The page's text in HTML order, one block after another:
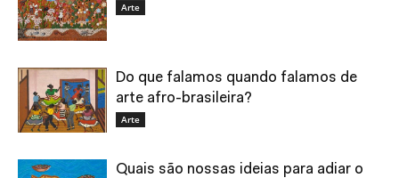
Arte
Do que falamos quando falamos de
arte afro-brasileira?
Arte
Quais são nossas ideias para adiar o